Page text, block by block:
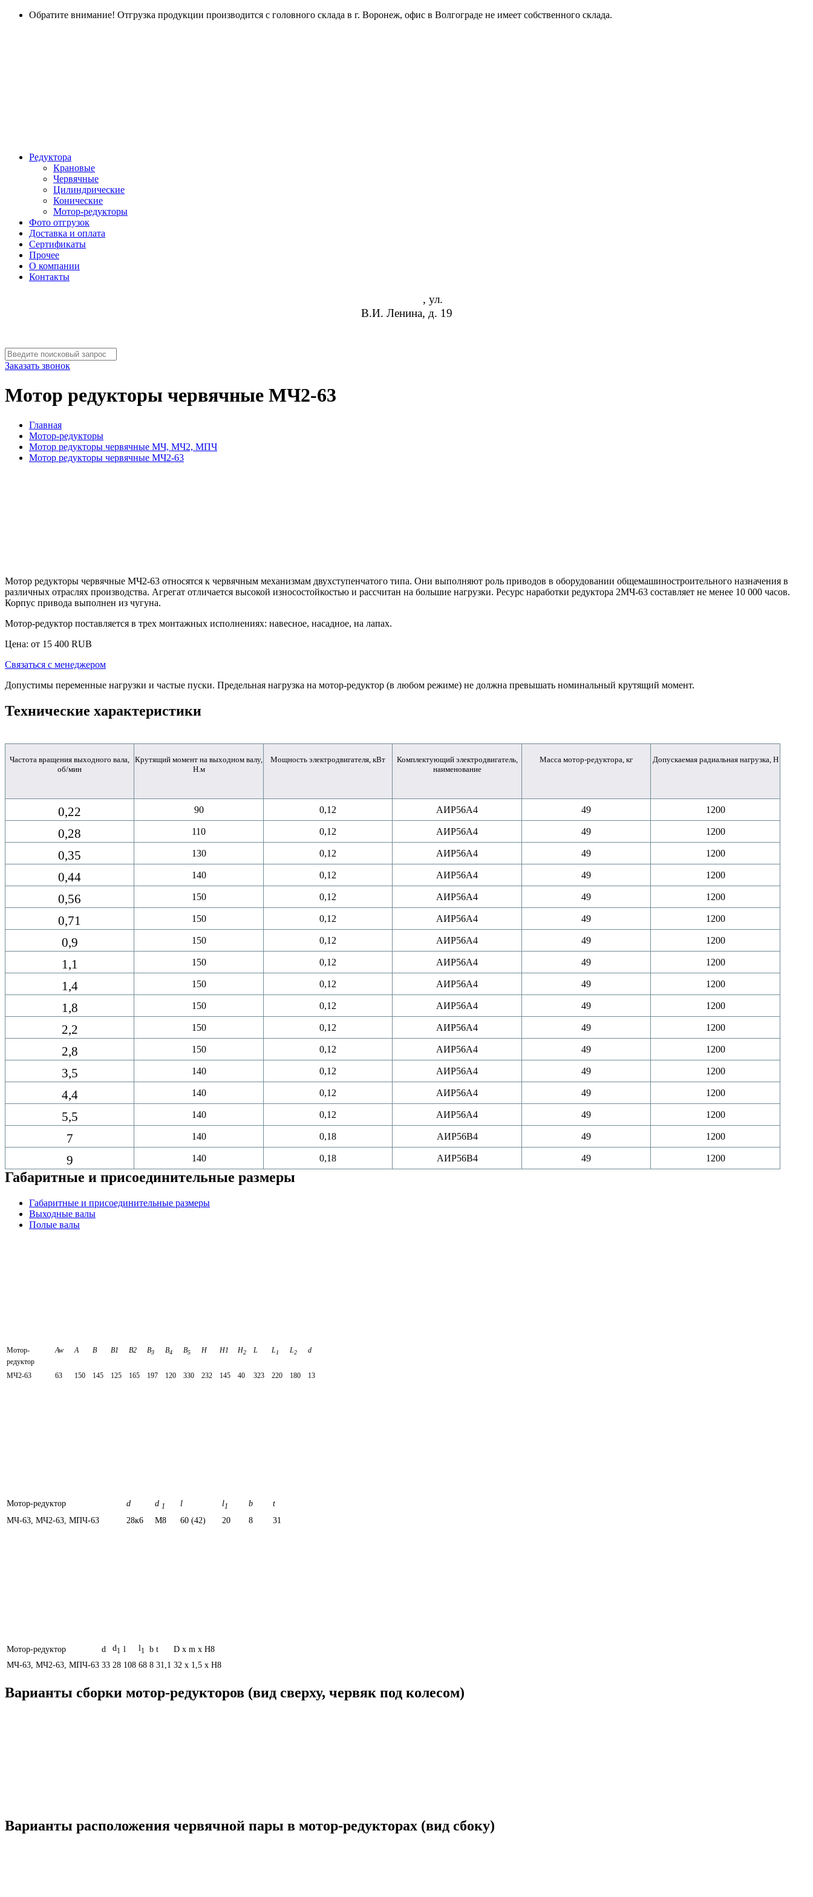
Обратите внимание! Отгрузка продукции производится с головного склада в г. Воронеж, офис в Волгограде не имеет собственного склада.
Редуктора
Крановые
Червячные
Цилиндрические
Конические
Мотор-редукторы
Фото отгрузок
Доставка и оплата
Сертификаты
Прочее
О компании
Контакты
, ул.
В.И. Ленина, д. 19
Заказать звонок
Мотор редукторы червячные МЧ2-63
Главная
Мотор-редукторы
Мотор редукторы червячные МЧ, МЧ2, МПЧ
Мотор редукторы червячные МЧ2-63
Мотор редукторы червячные МЧ2-63 относятся к червячным механизмам двухступенчатого типа. Они выполняют роль приводов в оборудовании общемашиностроительного назначения в
различных отраслях производства. Агрегат отличается высокой износостойкостью и рассчитан на большие нагрузки. Ресурс наработки редуктора 2МЧ-63 составляет не менее 10 000 часов.
Корпус привода выполнен из чугуна.
Мотор-редуктор поставляется в трех монтажных исполнениях: навесное, насадное, на лапах.
Цена: от 15 400 RUB
Связаться с менеджером
Допустимы переменные нагрузки и частые пуски. Предельная нагрузка на мотор-редуктор (в любом режиме) не должна превышать номинальный крутящий момент.
Технические характеристики
Частота вращения выходного вала,
об/мин
Крутящий момент на выходном валу,
Н.м
Мощность электродвигателя, кВт
Комплектующий электродвигатель,
наименование
Масса мотор-редуктора, кг Допускаемая радиальная нагрузка, Н
0,22 90 0,12 АИР56A4 49 1200
0,28 110 0,12 АИР56A4 49 1200
0,35 130 0,12 АИР56A4 49 1200
0,44 140 0,12 АИР56A4 49 1200
0,56 150 0,12 АИР56A4 49 1200
0,71 150 0,12 АИР56A4 49 1200
0,9 150 0,12 АИР56A4 49 1200
1,1 150 0,12 АИР56A4 49 1200
1,4 150 0,12 АИР56A4 49 1200
1,8 150 0,12 АИР56A4 49 1200
2,2 150 0,12 АИР56A4 49 1200
2,8 150 0,12 АИР56A4 49 1200
3,5 140 0,12 АИР56A4 49 1200
4,4 140 0,12 АИР56A4 49 1200
5,5 140 0,12 АИР56A4 49 1200
7 140 0,18 АИР56B4 49 1200
9 140 0,18 АИР56B4 49 1200
Габаритные и присоединительные размеры
Габаритные и присоединительные размеры
Выходные валы
Полые валы
Мотор-
редуктор
Aw A В B1 B2 B3 B4 B5 H H1 H2 L L1 L2 d
МЧ2-63 63 150 145 125 165 197 120 330 232 145 40 323 220 180 13
Мотор-редуктор d d 1 l l1 b
t
МЧ-63, МЧ2-63, МПЧ-63
28к6 М8 60 (42) 20 8 31
Мотор-редуктор d d1 l l1 b t
D х m х H8
МЧ-63, МЧ2-63, МПЧ-63 33 28 108 68 8 31,1 32 х 1,5 х H8
Варианты сборки мотор-редукторов (вид сверху, червяк под колесом)
Варианты расположения червячной пары в мотор-редукторах (вид сбоку)